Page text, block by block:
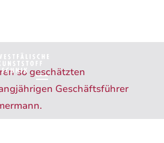
so geschätzten
Geschäftsführer